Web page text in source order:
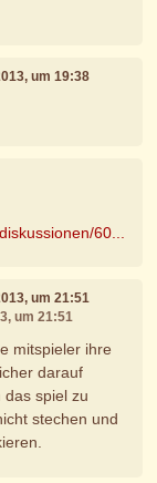
um 19:38
60...
um 21:51
um 21:51
mitspieler ihre
darauf
spiel zu
stechen und